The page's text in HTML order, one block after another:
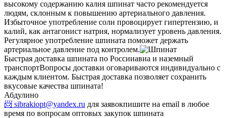
высокому содержанию калия шпинат часто рекомендуется
людям, склонным к повышению артериального давления.
Избыточное употребление соли провоцирует гипертензию, и
калий, как антагонист натрия, нормализует уровень давления.
Регулярное употребление шпината поможет держать
артериальное давление под контролем.
Быстрая доставка шпината по Россииавиа и наземный
транспортВопросы доставки оговариваются индивидуально с
каждым клиентом. Быстрая доставка позволяет сохранить
вкусовые качества шпината!
Абдулино
📨 sibrakiopt@yandex.ru для заявокпишите на email в любое
время по вопросам оптовых закупок шпината